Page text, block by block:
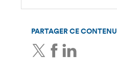
PARTAGER CE CONTENU
Twitter